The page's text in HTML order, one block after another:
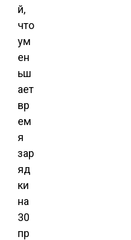
й,
что
ум
ен
ьш
ает
вр
ем
я
зар
яд
ки
на
30
пр